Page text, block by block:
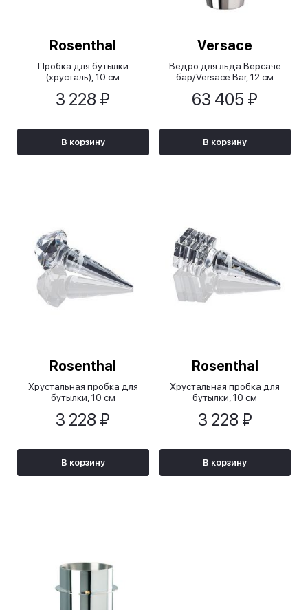
Rosenthal
Пробка для бутылки
(хрусталь), 10 см
3 228 ₽
В корзину
Versace
Ведро для льда Версаче
бар/Versace Bar, 12 см
63 405 ₽
В корзину
Rosenthal
Хрустальная пробка для
бутылки, 10 см
3 228 ₽
В корзину
Rosenthal
Хрустальная пробка для
бутылки, 10 см
3 228 ₽
В корзину